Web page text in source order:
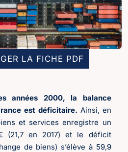
LA FICHE PDF
années 2000, la balance
est déficitaire. Ainsi, en
et services enregistre un
(21,7 en 2017) et le déficit
de biens) s’élève à 59,9